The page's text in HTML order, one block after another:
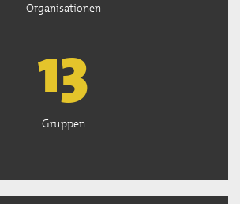
Organisationen
13
Gruppen